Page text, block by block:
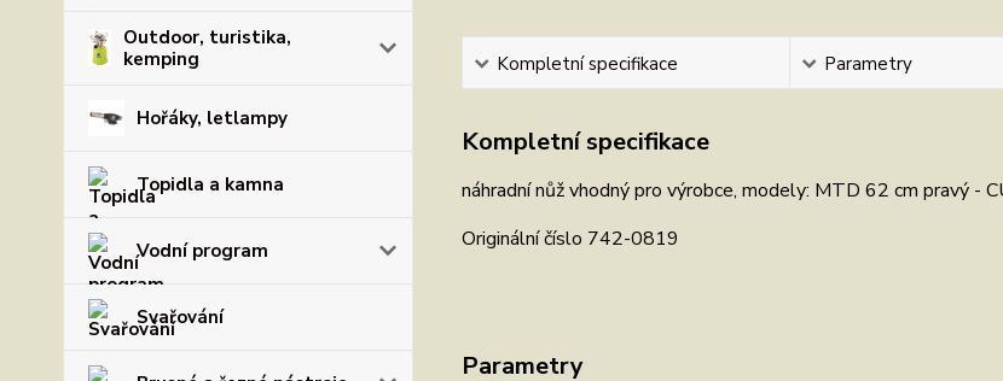
Outdoor, turistika,
kemping
Hořáky, letlampy
Topidla a kamna
Vodní program
Svařování
Kompletní specifikace Parametry
Kompletní specifikace
náhradní nůž vhodný pro výrobce, modely: MTD 62 cm pravý -
Originální číslo 742-0819
Parametry